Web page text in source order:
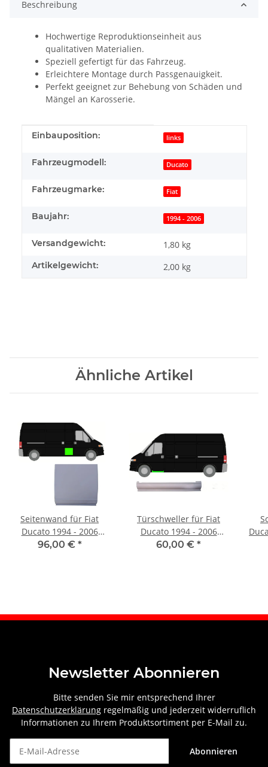
Beschreibung
Hochwertige Reproduktionseinheit aus
qualitativen Materialien.
Speziell gefertigt für das Fahrzeug.
Erleichtere Montage durch Passgenauigkeit.
Perfekt geeignet zur Behebung von Schäden und
Mängel an Karosserie.
Produkteigenschaft
Wert
Einbauposition: links
Fahrzeugmodell: Ducato
Fahrzeugmarke: Fiat
Baujahr: 1994 - 2006
Versandgewicht: 1,80 kg
Artikelgewicht: 2,00 kg
Ähnliche Artikel
Seitenwand für Fiat
Ducato 1994 - 2006
rechts
96,00 € *
Türschweller für Fiat
Ducato 1994 - 2006
vorne links
60,00 € *
Newsletter Abonnieren
Bitte senden Sie mir entsprechend Ihrer
Datenschutzerklärung regelmäßig und jederzeit widerruflich
Informationen zu Ihrem Produktsortiment per E-Mail zu.
Abonnieren